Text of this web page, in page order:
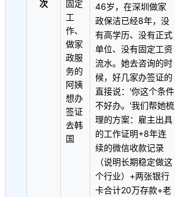
次
固定
工
作、
做家
政服
务的
阿姨
想办
签证
去韩
国
46岁，在深圳做家
政保洁已经8年，没
有高学历、没有正式
单位、没有固定工资
流水。她去咨询的时
候，好几家办签证的
直接说：'你这个条件
不好办。'我们帮她梳
理的方案：雇主出具
的工作证明+8年连
续的微信收款记录
（说明长期稳定做这
个行业）+两张银行
卡合计20万存款+老